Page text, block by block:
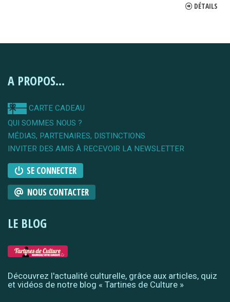
DÉTAILS
A PROPOS...
CARTE CADEAU
QUI SOMMES NOUS ?
MÉDIAS, PARTENAIRES, DISTINCTIONS
INVITER DES AMIS À RECEVOIR LA NEWSLETTER
SE CONNECTER
NOUS CONTACTER
LE BLOG
Découvrez l'actualité culturelle, grâce aux articles, quiz
et vidéos de notre blog « Tartines de Culture »